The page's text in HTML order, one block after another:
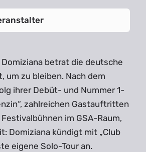
betrat die deutsche
um zu bleiben. Nach dem
ihrer Debüt- und Nummer 1-
zahlreichen Gastauftritten
im GSA-Raum,
Domiziana kündigt mit „Club
eigene Solo-Tour an.